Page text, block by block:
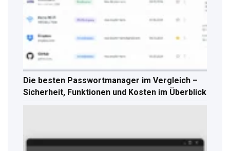
Die besten Passwortmanager im Vergleich –
Sicherheit, Funktionen und Kosten im Überblick